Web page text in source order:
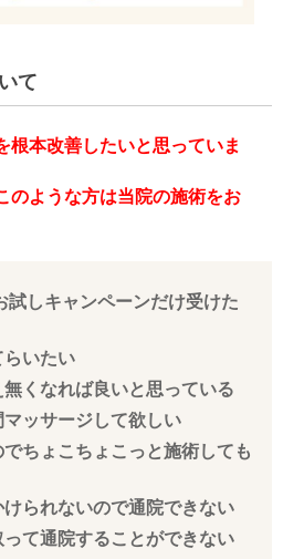
て
根本改善したいと思っていま
のような方は当院の施術をお
試しキャンペーンだけ受けた
らいたい
くなれば良いと思っている
ッサージして欲しい
ちょこちょこっと施術しても
られないので通院できない
て通院することができない